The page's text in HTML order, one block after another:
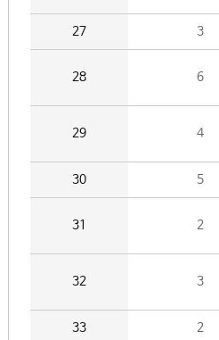
27 3
28 6
29 4
30 5
31 2
32 3
33 2